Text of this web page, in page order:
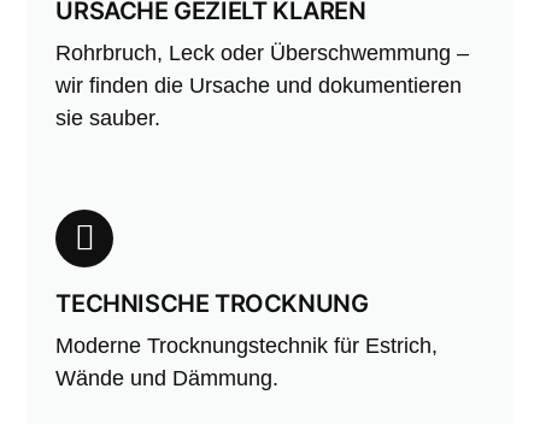
URSACHE GEZIELT KLÄREN
Rohrbruch, Leck oder Überschwemmung –
wir finden die Ursache und dokumentieren
sie sauber.
TECHNISCHE TROCKNUNG
Moderne Trocknungstechnik für Estrich,
Wände und Dämmung.